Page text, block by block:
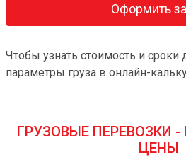
Оформить
Чтобы узнать стоимость и сроки
параметры груза в онлайн-
ГРУЗОВЫЕ ПЕРЕВОЗКИ
ЦЕНЫ